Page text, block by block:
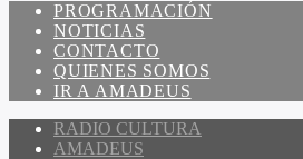
PROGRAMACIÓN
NOTICIAS
CONTACTO
QUIENES SOMOS
IR A AMADEUS
RADIO CULTURA
AMADEUS